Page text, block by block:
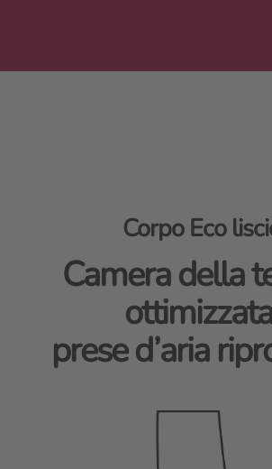
Corpo Eco
Camera della
prese d’aria